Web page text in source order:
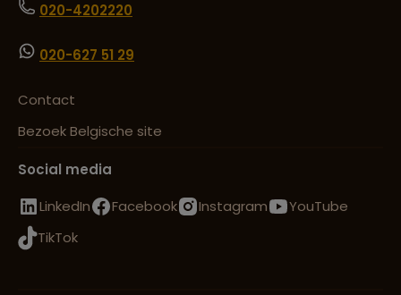
020-4202220
020-627 51 29
Contact
Bezoek Belgische site
Social media
LinkedIn
Facebook Instagram
YouTube
TikTok